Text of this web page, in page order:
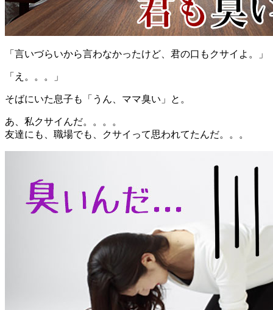
「言いづらいから言わなかったけど、君の口もクサイよ。」
「え。。。」
そばにいた息子も「うん、ママ臭い」と。
あ、私クサイんだ。。。。
友達にも、職場でも、クサイって思われてたんだ。。。